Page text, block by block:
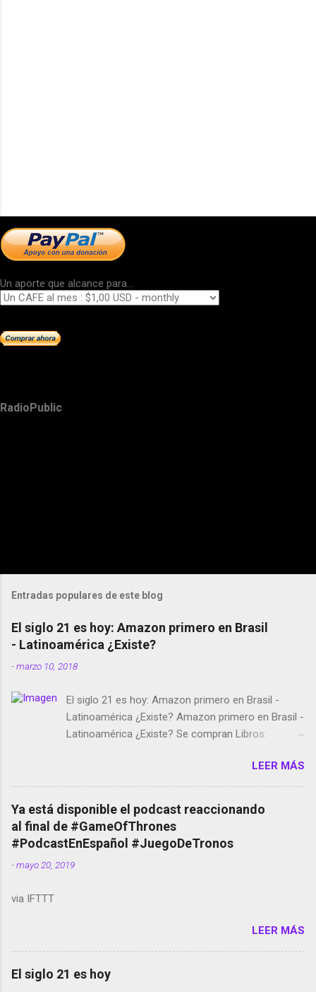
Un aporte que alcance para...
RadioPublic
Entradas populares de este blog
El siglo 21 es hoy: Amazon primero en Brasil
- Latinoamérica ¿Existe?
-marzo 10, 2018
El siglo 21 es hoy: Amazon primero en Brasil -
Latinoamérica ¿Existe? Amazon primero en Brasil -
Latinoamérica ¿Existe? Se compran Libros:
temporada de Black Mirror Twitter deja de verificar
cuentas Responden los fotógrafos Brian May y el
copyright en Instagram Música y vídeo selfies en la
red social Riddley Scott saca a Kevin Spacey de su
película Francisco regaña a los que usan el
smartphone en sus misas La serie de la Tierra
Media GoBee - StartUp de bicicletas de alquiler
Live Photos en Google Photos Llegando Partimos
Dictados en Android El tamaño y su importancia...
LEER MÁS
Ya está disponible el podcast reaccionando
al final de #GameOfThrones
#PodcastEnEspañol #JuegoDeTronos
-mayo 20, 2019
via IFTTT
LEER MÁS
El siglo 21 es hoy